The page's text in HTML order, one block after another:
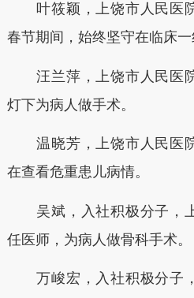
叶筱颖，上饶市人民医院
春节期间，始终坚守在临床一
汪兰萍，上饶市人民医
灯下为病人做手术。
温晓芳，上饶市人民医
在查看危重患儿病情。
吴斌，入社积极分子，
任医师，为病人做骨科手术。
万峻宏，入社积极分子